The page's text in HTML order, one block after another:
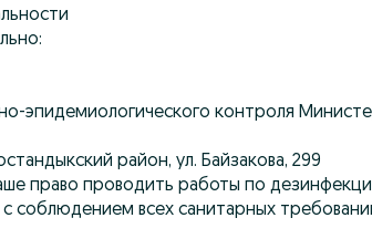
эпидемиологического контроля
район, ул. Байзакова, 299
право проводить работы по
соблюдением всех санитарных